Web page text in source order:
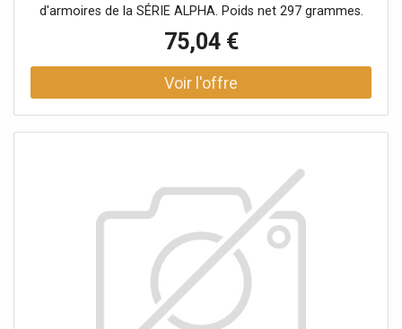
d'armoires de la SÉRIE ALPHA. Poids net 297 grammes.
75,04 €